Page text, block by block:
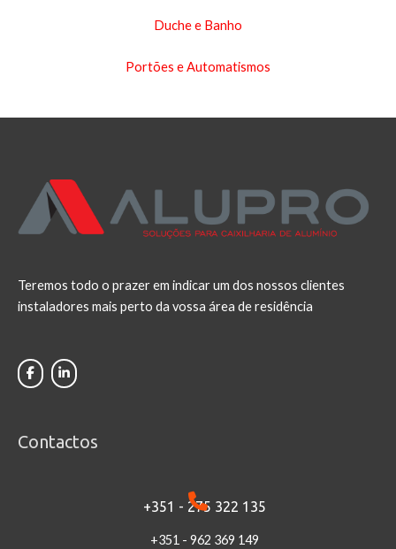
Duche e Banho
Portões e Automatismos
Teremos todo o prazer em indicar um dos nossos clientes
instaladores mais perto da vossa área de residência
Contactos
+351 - 275 322 135
+351 - 962 369 149